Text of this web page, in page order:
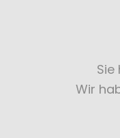
Sie
Wir